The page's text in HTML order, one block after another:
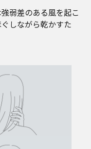
弱差のある風を起こ
しながら乾かすた